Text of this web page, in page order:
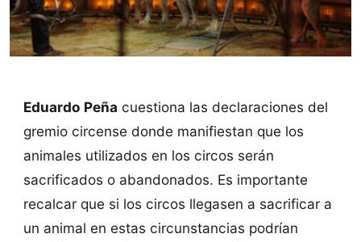
Eduardo Peña cuestiona las declaraciones del
gremio circense donde manifiestan que los
animales utilizados en los circos serán
sacrificados o abandonados. Es importante
recalcar que si los circos llegasen a sacrificar a
un animal en estas circunstancias podrían